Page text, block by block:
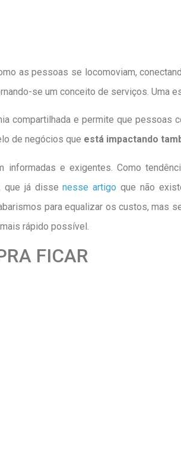
as pessoas se locomoviam,
se um conceito de serviços. Uma
compartilhada e permite que pessoas
de negócios que está impactando
e exigentes. Como
que já dissenesse artigo que não
para equalizar os custos, mas
rápido possível.
FICAR